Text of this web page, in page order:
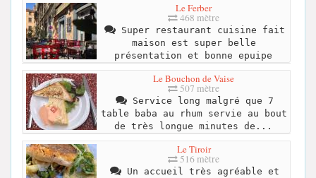
Le Ferber
468 mètre
Super restaurant cuisine fait
maison est super belle
présentation et bonne epuipe
Le Bouchon de Vaise
507 mètre
Service long malgré que 7
table baba au rhum servie au bout
de très longue minutes de...
Le Tiroir
516 mètre
Un accueil très agréable et